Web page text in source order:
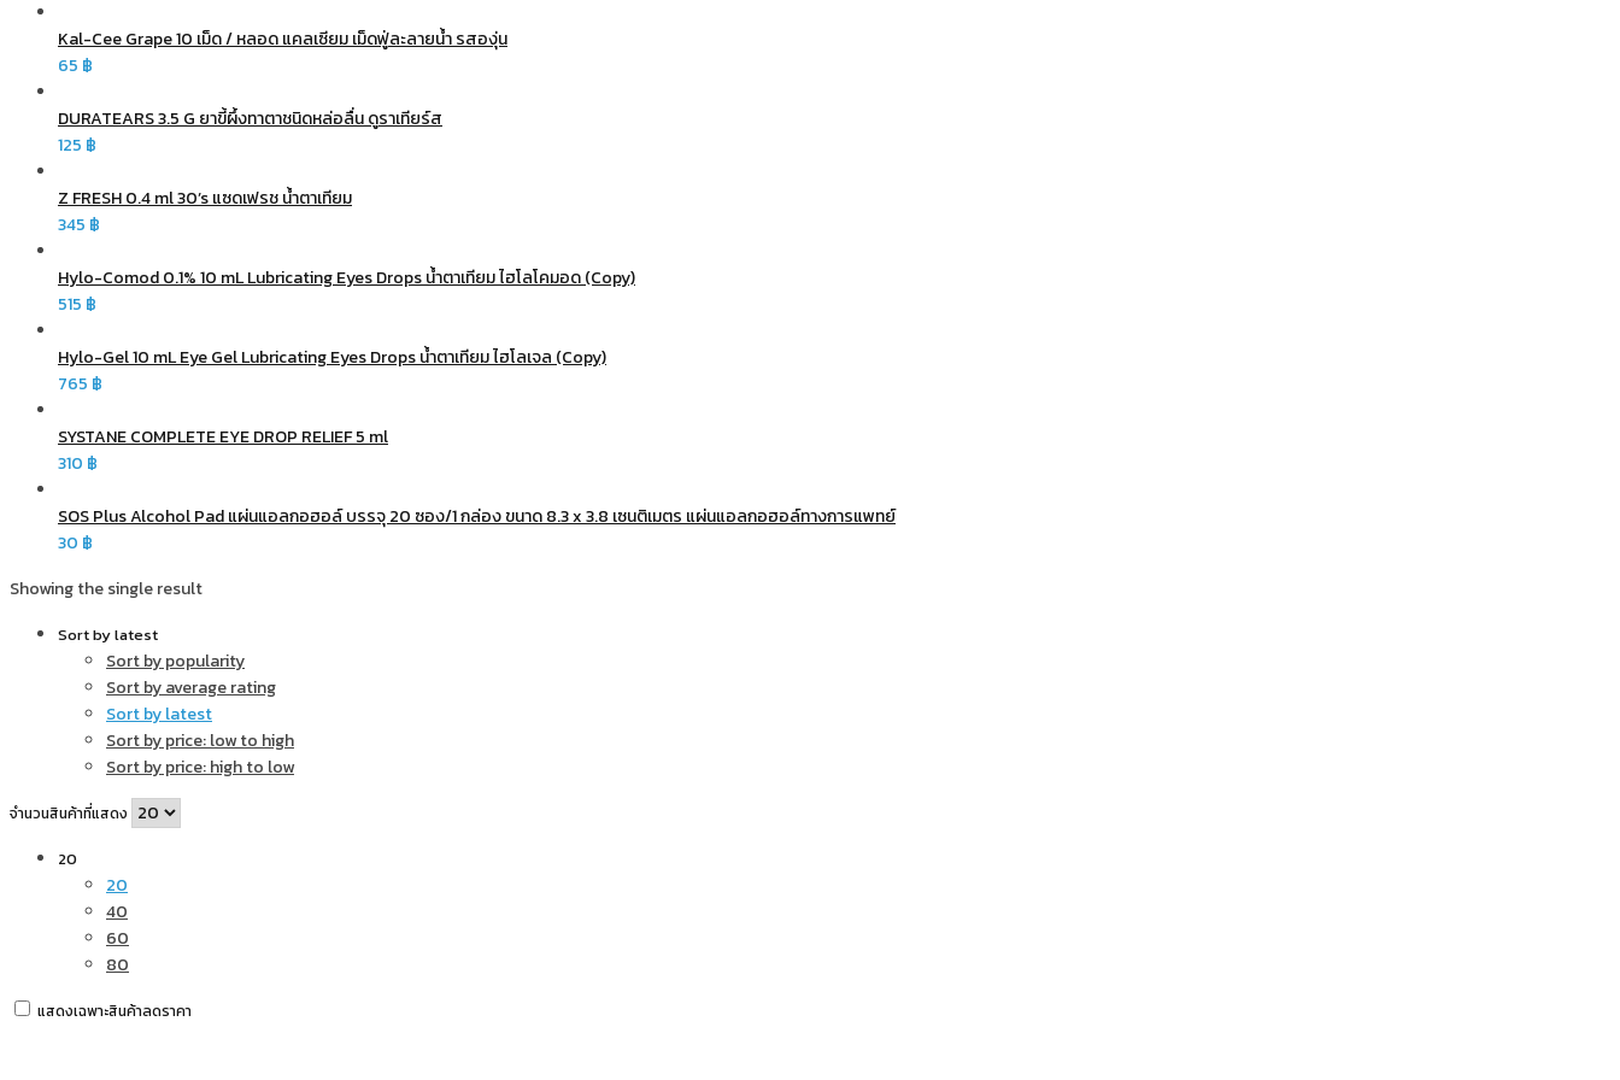
Kal-Cee Grape 10 เม็ด / หลอด แคลเซียม เม็ดฟู่ละลายน้ำ รสองุ่น
65 ฿
DURATEARS 3.5 G ยาขี้ผึ้งทาตาชนิดหล่อลื่น ดูราเทียร์ส
125 ฿
Z FRESH 0.4 ml 30’s แซดเฟรช น้ำตาเทียม
345 ฿
Hylo-Comod 0.1% 10 mL Lubricating Eyes Drops น้ำตาเทียม ไฮโลโคมอด (Copy)
515 ฿
Hylo-Gel 10 mL Eye Gel Lubricating Eyes Drops น้ำตาเทียม ไฮโลเจล (Copy)
765 ฿
SYSTANE COMPLETE EYE DROP RELIEF 5 ml
310 ฿
SOS Plus Alcohol Pad แผ่นแอลกอฮอล์ บรรจุ 20 ซอง/1 กล่อง ขนาด 8.3 x 3.8 เซนติเมตร แผ่นแอลกอฮอล์ทางการแพทย์
30 ฿
Showing the single result
Sort by latest
Sort by popularity
Sort by average rating
Sort by latest
Sort by price: low to high
Sort by price: high to low
จำนวนสินค้าที่แสดง
20
20
40
60
80
แสดงเฉพาะสินค้าลดราคา